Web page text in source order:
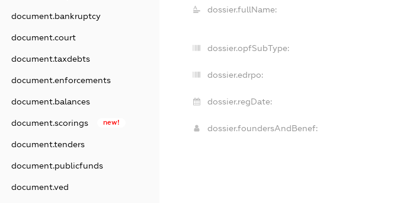
document.bankruptcy
document.court
document.taxdebts
document.enforcements
document.balances
document.scorings new!
document.tenders
document.publicfunds
document.ved
dossier.fullName:
dossier.opfSubType:
dossier.edrpo:
dossier.regDate:
dossier.foundersAndBenef: